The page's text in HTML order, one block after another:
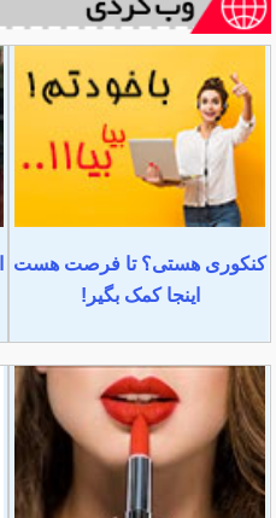
کنکوری هستی؟ تا فرصت هست
اینجا کمک بگیر!